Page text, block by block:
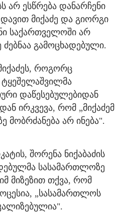
არ ესწრება დანარჩენი
მიქაძე და გიორგი
საქართველოში არ
გამოცხადებული.
როგორც
დაწესებულებიდან
ირკვევა, რომ „მიქაძემ
არ ინება".
შორენა ნიქაბაძის
სასამართლოზე
მიზეზით თქვა, რომ
„სასამართლოს